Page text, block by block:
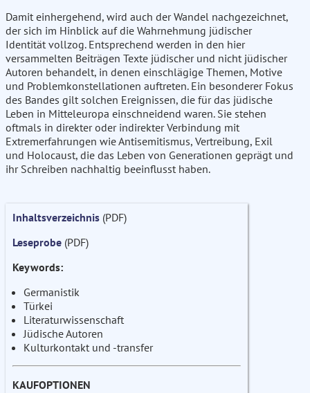
Damit einhergehend, wird auch der Wandel nachgezeichnet,
der sich im Hinblick auf die Wahrnehmung jüdischer
Identität vollzog. Entsprechend werden in den hier
versammelten Beiträgen Texte jüdischer und nicht jüdischer
Autoren behandelt, in denen einschlägige Themen, Motive
und Problemkonstellationen auftreten. Ein besonderer Fokus
des Bandes gilt solchen Ereignissen, die für das jüdische
Leben in Mitteleuropa einschneidend waren. Sie stehen
oftmals in direkter oder indirekter Verbindung mit
Extremerfahrungen wie Antisemitismus, Vertreibung, Exil
und Holocaust, die das Leben von Generationen geprägt und
ihr Schreiben nachhaltig beeinflusst haben.
Inhaltsverzeichnis (PDF)
Leseprobe (PDF)
Keywords:
Germanistik
Türkei
Literaturwissenschaft
Jüdische Autoren
Kulturkontakt und -transfer
KAUFOPTIONEN